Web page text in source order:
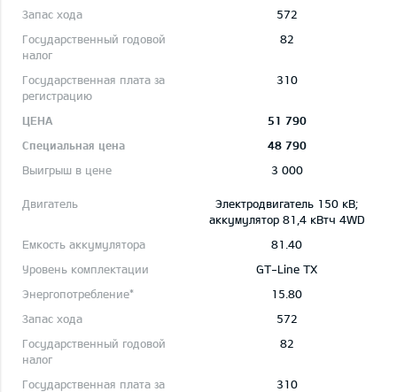
572
82
310
51 790
48 790
3 000
Электродвигатель 150 кВ;
aккумулятор 81,4 кВтч 4WD
81.40
GT-Line TX
15.80
572
82
310